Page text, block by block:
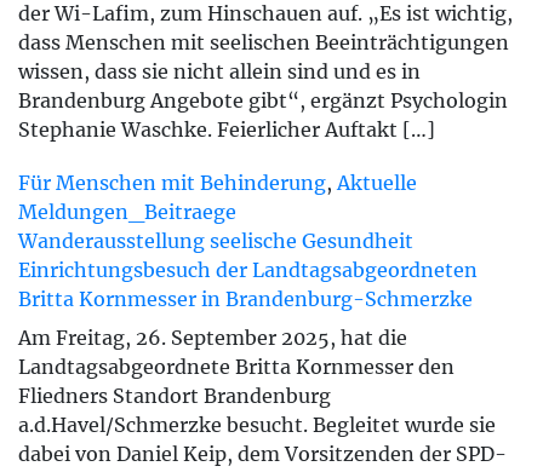
der Wi-Lafim, zum Hinschauen auf. „Es ist wichtig,
dass Menschen mit seelischen Beeinträchtigungen
wissen, dass sie nicht allein sind und es in
Brandenburg Angebote gibt“, ergänzt Psychologin
Stephanie Waschke. Feierlicher Auftakt […]
Für Menschen mit Behinderung,Aktuelle
Meldungen_Beitraege
Wanderausstellung seelische Gesundheit
Einrichtungsbesuch der Landtagsabgeordneten
Britta Kornmesser in Brandenburg-Schmerzke
Am Freitag, 26. September 2025, hat die
Landtagsabgeordnete Britta Kornmesser den
Fliedners Standort Brandenburg
a.d.Havel/Schmerzke besucht. Begleitet wurde sie
dabei von Daniel Keip, dem Vorsitzenden der SPD-